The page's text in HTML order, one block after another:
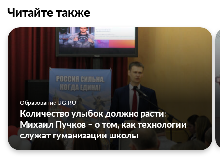
Читайте также
Образование UG.RU
Количество улыбок должно расти:
Михаил Пучков – о том, как технологии
служат гуманизации школы